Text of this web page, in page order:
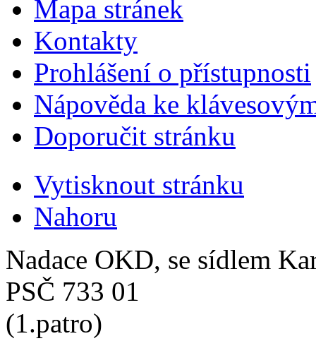
Mapa stránek
Kontakty
Prohlášení o přístupnosti
Nápověda ke
Doporučit stránku
Vytisknout stránku
Nahoru
Nadace OKD, se sídlem
PSČ 733 01
(1.patro)